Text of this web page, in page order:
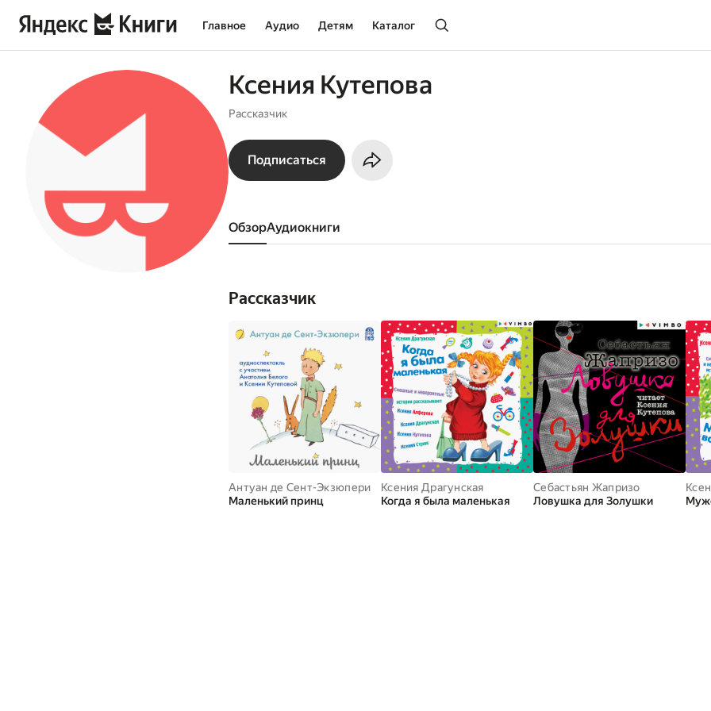
Главное Аудио Детям Каталог
Ксения Кутепова
Рассказчик
Подписаться
Обзор аудиокниги
Рассказчик
Антуан де Сент-Экзюпери
Маленький принц
Ксения Драгунская
Когда я была маленькая
Себастьян Жапризо
Ловушка для Золушки